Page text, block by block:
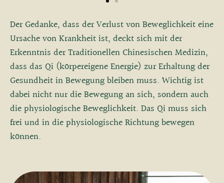
Der Gedanke, dass der Verlust von Beweglichkeit eine
Ursache von Krankheit ist, deckt sich mit der
Erkenntnis der Traditionellen Chinesischen Medizin,
dass das Qi (körpereigene Energie) zur Erhaltung der
Gesundheit in Bewegung bleiben muss. Wichtig ist
dabei nicht nur die Bewegung an sich, sondern auch
die physiologische Beweglichkeit. Das Qi muss sich
frei und in die physiologische Richtung bewegen
können.